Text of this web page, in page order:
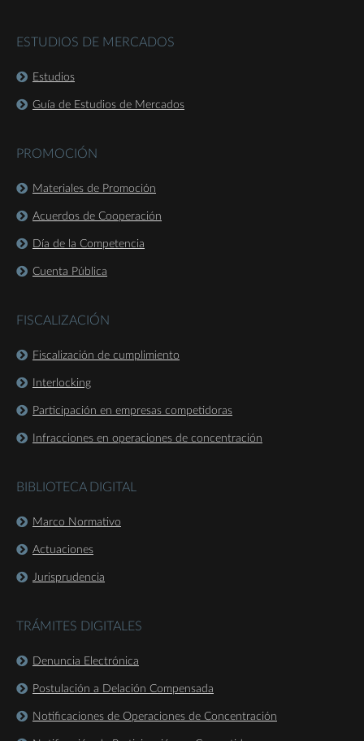
ESTUDIOS DE MERCADOS
Estudios
Guía de Estudios de Mercados
PROMOCIÓN
Materiales de Promoción
Acuerdos de Cooperación
Día de la Competencia
Cuenta Pública
FISCALIZACIÓN
Fiscalización de cumplimiento
Interlocking
Participación en empresas competidoras
Infracciones en operaciones de concentración
BIBLIOTECA DIGITAL
Marco Normativo
Actuaciones
Jurisprudencia
TRÁMITES DIGITALES
Denuncia Electrónica
Postulación a Delación Compensada
Notificaciones de Operaciones de Concentración